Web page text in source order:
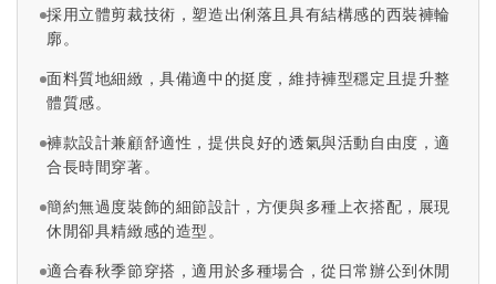
採用立體剪裁技術，塑造出俐落且具有結構感的西裝褲輪
廓。
面料質地細緻，具備適中的挺度，維持褲型穩定且提升整
體質感。
褲款設計兼顧舒適性，提供良好的透氣與活動自由度，適
合長時間穿著。
簡約無過度裝飾的細節設計，方便與多種上衣搭配，展現
休閒卻具精緻感的造型。
適合春秋季節穿搭，適用於多種場合，從日常辦公到休閒